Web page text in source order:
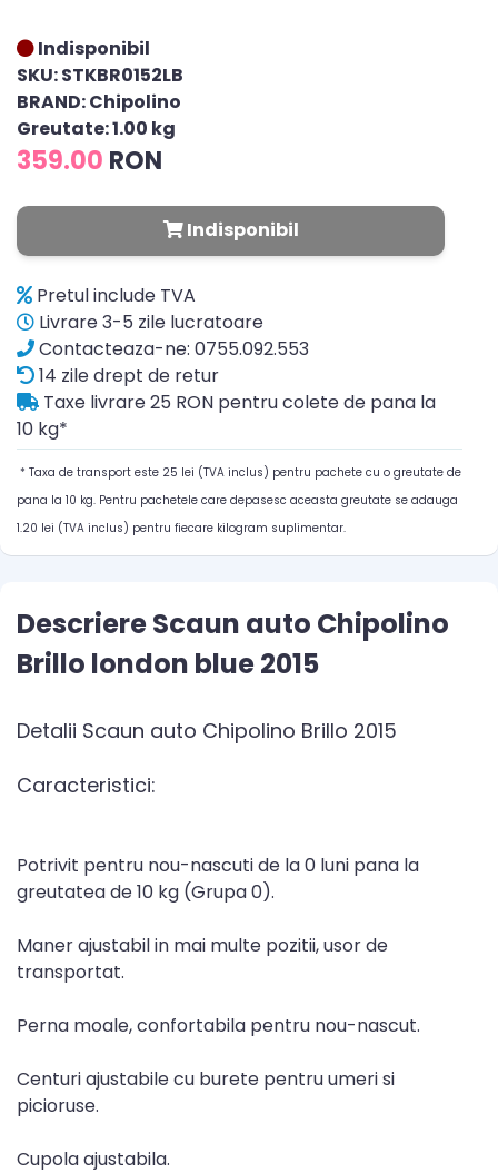
Indisponibil
SKU: STKBR0152LB
BRAND: Chipolino
Greutate: 1.00 kg
359.00 RON
Indisponibil
Pretul include TVA
Livrare 3-5 zile lucratoare
Contacteaza-ne: 0755.092.553
14 zile drept de retur
Taxe livrare 25 RON pentru colete de pana la
10 kg*
* Taxa de transport este 25 lei (TVA inclus) pentru pachete cu o greutate de
pana la 10 kg. Pentru pachetele care depasesc aceasta greutate se adauga
1.20 lei (TVA inclus) pentru fiecare kilogram suplimentar.
Descriere Scaun auto Chipolino
Brillo london blue 2015
Detalii Scaun auto Chipolino Brillo 2015
Caracteristici:
Potrivit pentru nou-nascuti de la 0 luni pana la
greutatea de 10 kg (Grupa 0).
Maner ajustabil in mai multe pozitii, usor de
transportat.
Perna moale, confortabila pentru nou-nascut.
Centuri ajustabile cu burete pentru umeri si
picioruse.
Cupola ajustabila.